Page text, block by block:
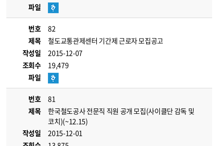
파일
번호
82
제목
철도교통관제센터 기간제 근로자 모집공고
작성일
2015-12-07
조회수
19,479
파일
번호
81
제목
한국철도공사 전문직 직원 공개 모집(사이클단 감독 및
코치)(~12.15)
작성일
2015-12-01